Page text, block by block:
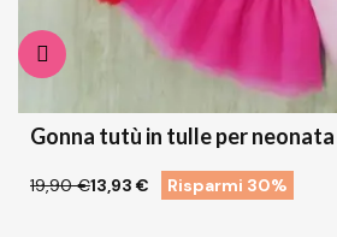
Gonna tutù in tulle per neonata
19,90 €13,93 € Risparmi 30%